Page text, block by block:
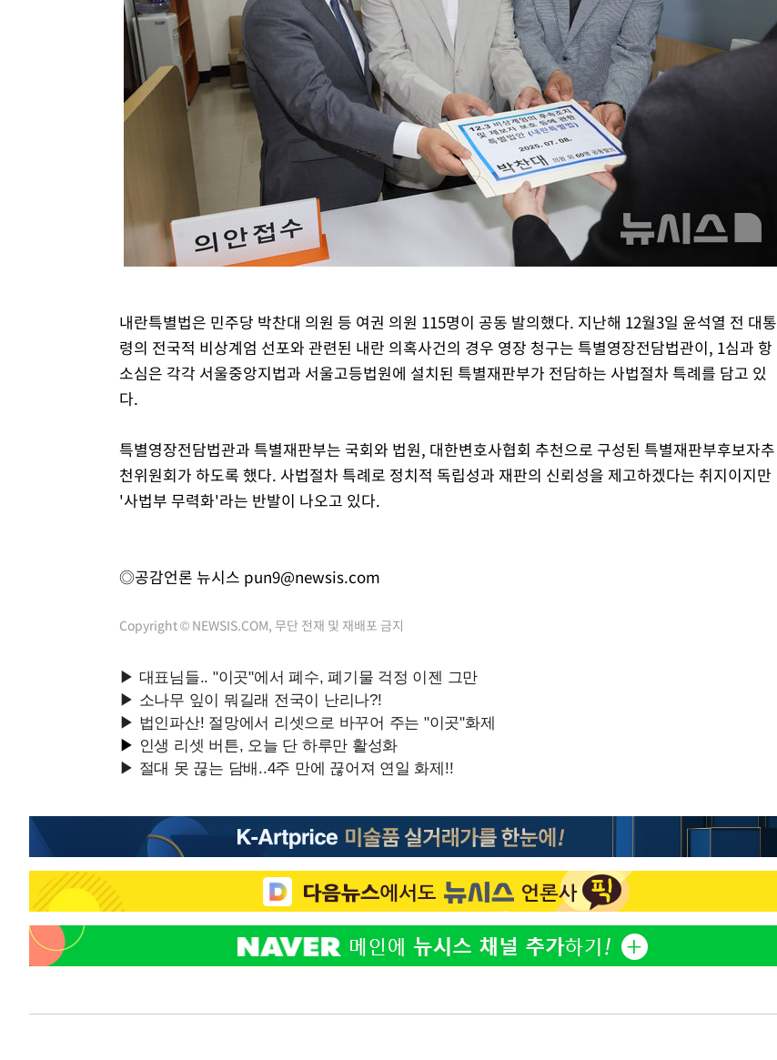
내란특별법은 민주당 박찬대 의원 등 여권 의원 115명이 공동 발의했다. 지난해 12월3일 윤석열 전 대통
령의 전국적 비상계엄 선포와 관련된 내란 의혹사건의 경우 영장 청구는 특별영장전담법관이, 1심과 항
소심은 각각 서울중앙지법과 서울고등법원에 설치된 특별재판부가 전담하는 사법절차 특례를 담고 있
다.
특별영장전담법관과 특별재판부는 국회와 법원, 대한변호사협회 추천으로 구성된 특별재판부후보자추
천위원회가 하도록 했다. 사법절차 특례로 정치적 독립성과 재판의 신뢰성을 제고하겠다는 취지이지만
'사법부 무력화'라는 반발이 나오고 있다.
◎공감언론 뉴시스 pun9@newsis.com
Copyright © NEWSIS.COM, 무단 전재 및 재배포 금지